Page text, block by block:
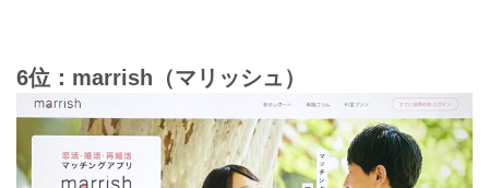
6位：marrish（マリッシュ）